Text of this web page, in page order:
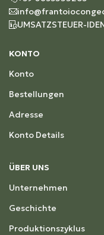
UMSATZSTEUER-
KONTO
Konto
Bestellungen
Adresse
Konto Details
ÜBER UNS
Unternehmen
Geschichte
Produktionszyklus